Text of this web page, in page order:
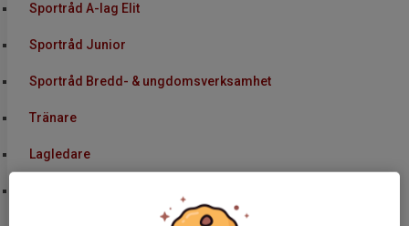
Sportråd A-lag Elit
Sportråd Junior
Sportråd Bredd- & ungdomsverksamhet
Tränare
Lagledare